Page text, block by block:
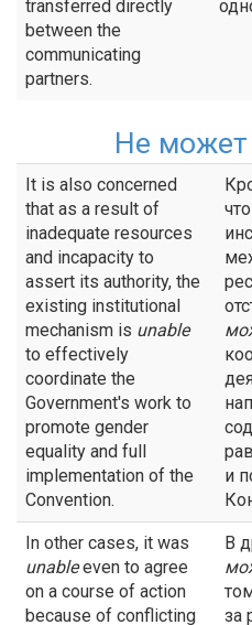
transferred directly
between the
communicating
partners.
Не может
It is also concerned
that as a result of
inadequate resources
and incapacity to
assert its authority, the
existing institutional
mechanism is unable
to effectively
coordinate the
Government's work to
promote gender
equality and full
implementation of the
Convention.
и
In other cases, it was
unableeven to agree
on a course of action
because of conflicting
В
за